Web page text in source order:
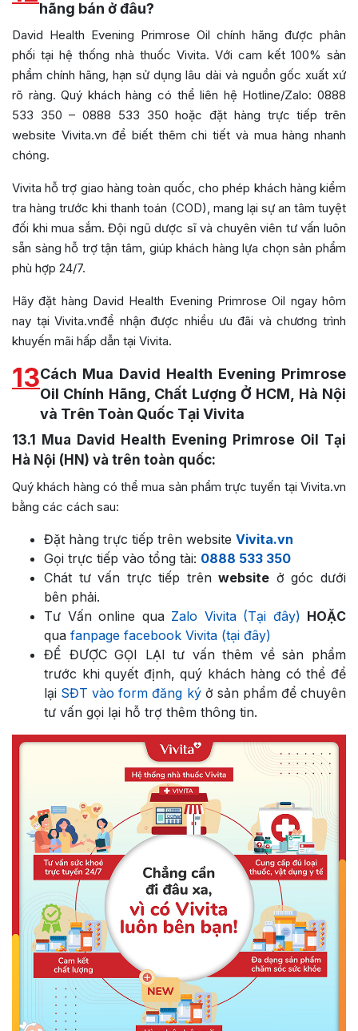
hãng bán ở đâu?
David Health Evening Primrose Oil chính hãng được phân
phối tại hệ thống nhà thuốc Vivita. Với cam kết 100% sản
phẩm chính hãng, hạn sử dụng lâu dài và nguồn gốc xuất xứ
rõ ràng. Quý khách hàng có thể liên hệ Hotline/Zalo: 0888
533 350 – 0888 533 350 hoặc đặt hàng trực tiếp trên
website Vivita.vn để biết thêm chi tiết và mua hàng nhanh
chóng.
Vivita hỗ trợ giao hàng toàn quốc, cho phép khách hàng kiểm
tra hàng trước khi thanh toán (COD), mang lại sự an tâm tuyệt
đối khi mua sắm. Đội ngũ dược sĩ và chuyên viên tư vấn luôn
sẵn sàng hỗ trợ tận tâm, giúp khách hàng lựa chọn sản phẩm
phù hợp 24/7.
Hãy đặt hàng David Health Evening Primrose Oil ngay hôm
nay tại Vivita.vnđể nhận được nhiều ưu đãi và chương trình
khuyến mãi hấp dẫn tại Vivita.
13Cách Mua David Health Evening Primrose
Oil Chính Hãng, Chất Lượng Ở HCM, Hà Nội
và Trên Toàn Quốc Tại Vivita
13.1
Mua David Health Evening Primrose Oil Tại
Hà Nội (HN) và trên toàn quốc:
Quý khách hàng có thể mua sản phẩm trực tuyến tại Vivita.vn
bằng các cách sau:
Đặt hàng trực tiếp trên website Vivita.vn
Gọi trực tiếp vào tổng tài: 0888 533 350
Chát tư vấn trực tiếp trênwebsite ở góc dưới
bên phải.
Tư Vấn online quaZalo Vivita (Tại đây) HOẶC
qua fanpage facebook Vivita (tại đây)
ĐỂ ĐƯỢC GỌI LẠI tư vấn thêm về sản phẩm
trước khi quyết định, quý khách hàng có thể để
lại SĐT vào form đăng kýở sản phẩm để chuyên
tư vấn gọi lại hỗ trợ thêm thông tin.